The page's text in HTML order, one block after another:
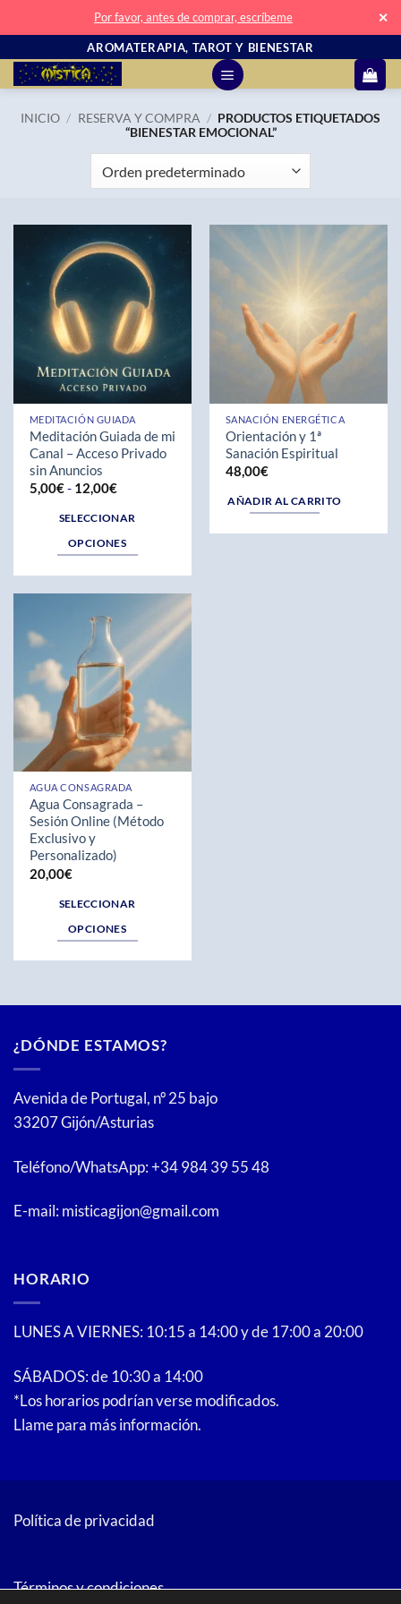
Por favor, antes de comprar, escríbeme ✕
contenido
AROMATERAPIA, TAROT Y BIENESTAR
INICIO / RESERVA Y COMPRA / PRODUCTOS ETIQUETADOS
“BIENESTAR EMOCIONAL”
MEDITACIÓN GUIADA
Meditación Guiada de mi
Canal – Acceso Privado
sin Anuncios
5,00€- 12,00€Rango
precios:
desde
5,00€
hasta
SELECCIONAR
OPCIONES
múltiples
variantes.
Las
opciones
se
pueden
elegir
en
la
página
de
producto
SANACIÓN ENERGÉTICA
Orientación y 1ª
Sanación Espiritual
48,00€
AÑADIR AL CARRITO
AGUA CONSAGRADA
Agua Consagrada –
Sesión Online (Método
Exclusivo y
Personalizado)
20,00€
SELECCIONAR
OPCIONES
variantes.
Las
opciones
se
pueden
en
la
de
¿DÓNDE ESTAMOS?
Avenida de Portugal, nº 25 bajo
33207 Gijón/Asturias
Teléfono/WhatsApp: +34 984 39 55 48
E-mail: misticagijon@gmail.com
HORARIO
LUNES A VIERNES: 10:15 a 14:00 y de 17:00 a 20:00
SÁBADOS: de 10:30 a 14:00
*Los horarios podrían verse modificados.
Llame para más información.
Política de privacidad
Términos y condiciones